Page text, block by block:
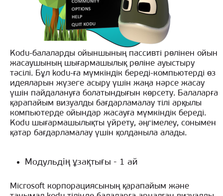
Kodu-балаларды ойыншының пассивті рөлінен ойын
жасаушының шығармашылық рөліне ауыстыру
тәсілі. Бұл kodu-ға мүмкіндік береді-компьютерді өз
идеяларын жүзеге асыру үшін жаңа нәрсе жасау
үшін пайдалануға болатындығын көрсету. Балаларға
қарапайым визуалды бағдарламалау тілі арқылы
компьютерде ойындар жасауға мүмкіндік береді.
Kodu шығармашылықты үйрету, әңгімелеу, сонымен
қатар бағдарламалау үшін қолданыла алады.
Модульдің ұзақтығы - 1 ай
Microsoft корпорациясының қарапайым және